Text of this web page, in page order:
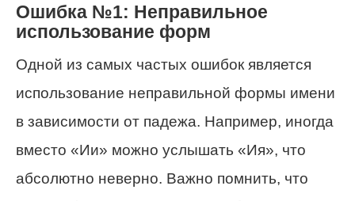
Ошибка №1: Неправильное
использование форм
Одной из самых частых ошибок является
использование неправильной формы имени
в зависимости от падежа. Например, иногда
вместо «Ии» можно услышать «Ия», что
абсолютно неверно. Важно помнить, что